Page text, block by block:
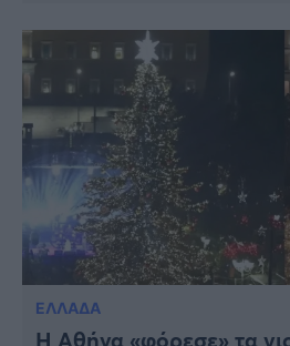
ΕΛΛΑΔΑ
Η Αθήνα «φόρεσε» τα